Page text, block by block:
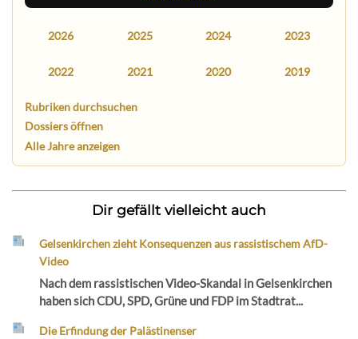
2026 2025 2024 2023
2022 2021 2020 2019
Rubriken durchsuchen
Dossiers öffnen
Alle Jahre anzeigen
Dir gefällt vielleicht auch
Gelsenkirchen zieht Konsequenzen aus rassistischem AfD-
Video
Nach dem rassistischen Video-Skandal in Gelsenkirchen
haben sich CDU, SPD, Grüne und FDP im Stadtrat...
Die Erfindung der Palästinenser